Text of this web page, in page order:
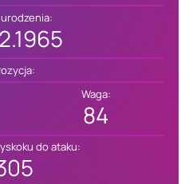
Waga:
84
do ataku: